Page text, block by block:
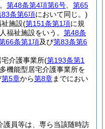
第48条第4項第6号
第65
83条第6項において同じ。)
施設(第151条第1項に規
福祉施設をいう。 第48条
66条第1項及び第83条第6
介護事業所(第193条第1
機能型居宅介護事業所を
第5章から第8章までにおい
護員等は、専ら当該随時訪